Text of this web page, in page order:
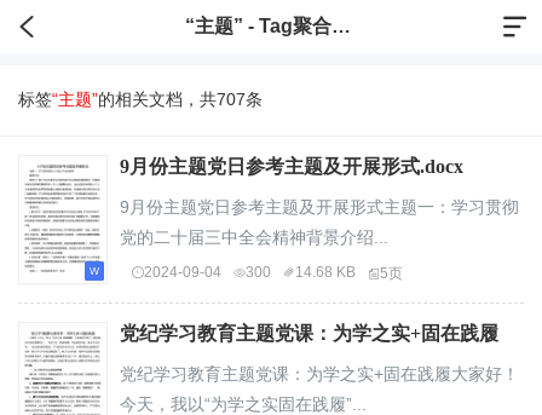
“主题” - Tag聚合标签
标签“主题”的相关文档，共707条
9月份主题党日参考主题及开展形式.docx
9月份主题党日参考主题及开展形式主题一：学习贯彻
党的二十届三中全会精神背景介绍...
2024-09-04 300 14.68 KB 5页
党纪学习教育主题党课：为学之实+固在践履
党纪学习教育主题党课：为学之实+固在践履大家好！
今天，我以“为学之实固在践履”...